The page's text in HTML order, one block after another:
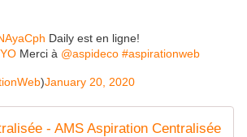
Daily est en ligne!
Merci à @aspideco #aspirationweb
)January 20, 2020
- AMS Aspiration Centralisée